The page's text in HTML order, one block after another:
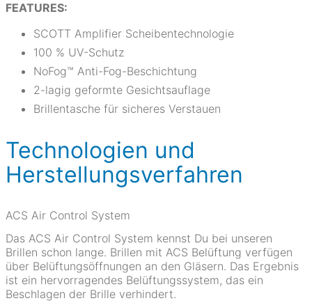
FEATURES:
SCOTT Amplifier Scheibentechnologie
100 % UV-Schutz
NoFog™ Anti-Fog-Beschichtung
2-lagig geformte Gesichtsauflage
Brillentasche für sicheres Verstauen
Technologien und
Herstellungsverfahren
ACS Air Control System
Das ACS Air Control System kennst Du bei unseren
Brillen schon lange. Brillen mit ACS Belüftung verfügen
über Belüftungsöffnungen an den Gläsern. Das Ergebnis
ist ein hervorragendes Belüftungssystem, das ein
Beschlagen der Brille verhindert.